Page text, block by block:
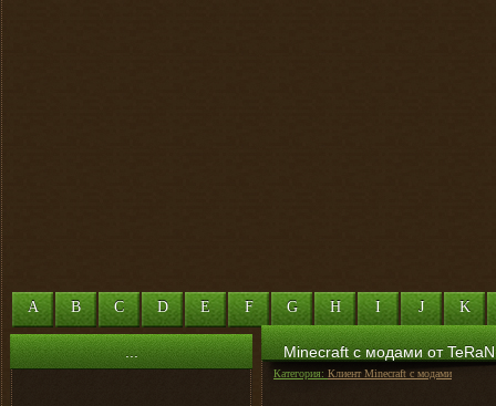
A B C D E F G H I J K
... Minecraft с модами от
Категория: Клиент Minecraft с модами